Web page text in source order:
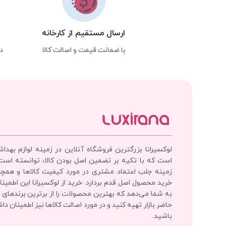
ارسال مستقیم از کارخانه
با ضمانت قیمت و اصالت کالا
لوکسیرانا بزرگترین فروشگاه آنلاین در زمینه لوازم
است که با تکیه بر تضمین اصل بودن کالا، توانسته
زمینه جلب اعتماد مشتری در مورد کیفیت کالاها و
خرید محصول اصل قدم بردارد. خرید از لوکسیرانا این
به شما می‌دهد که بهترین محصولات را از برترین برندهای
حاضر بازار تهیه کنید و در مورد اصالت کالاها نیز اطمینان
باشید.